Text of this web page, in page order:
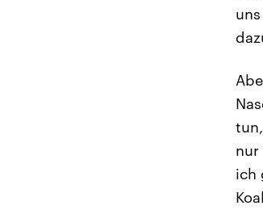
nur
ich